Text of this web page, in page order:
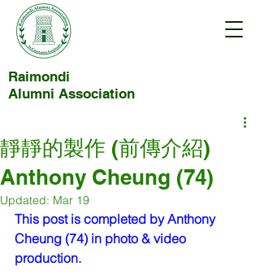
Raimondi
Alumni Association
靜靜的製作 (前傳介紹)
Anthony Cheung (74)
Updated: Mar 19
This post is completed by Anthony
Cheung (74) in photo & video
production.